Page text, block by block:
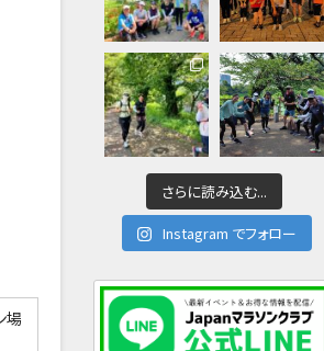
場
さらに読み込む...
Instagram でフォロー